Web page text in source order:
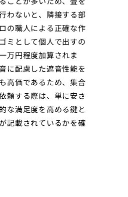
わないと、隣接する部
の職人による正確な作
ミとして個人で出すの
万円程度加算されま
に配慮した遮音性能を
高価であるため、集合
頼する際は、単に安さ
な満足度を高める鍵と
記載されているかを確